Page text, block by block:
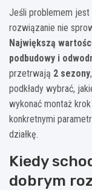
Jeśli problemem jest
rozwiązanie nie
Największą
podbudowy i
przetrwają 2 sezony
podkłady wybrać,
wykonać montaż
konkretnymi
działkę.
Kiedy
dobrym